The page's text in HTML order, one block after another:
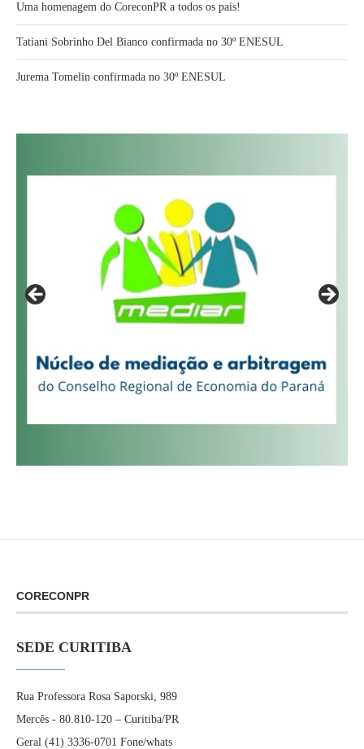
Uma homenagem do CoreconPR a todos os pais!
Tatiani Sobrinho Del Bianco confirmada no 30º ENESUL
Jurema Tomelin confirmada no 30º ENESUL
CORECONPR
SEDE CURITIBA
Rua Professora Rosa Saporski, 989
Mercês - 80.810-120 – Curitiba/PR
Geral (41) 3336-0701 Fone/whats